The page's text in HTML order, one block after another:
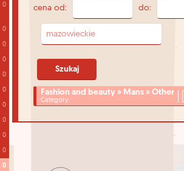
0
0
0
0
0
0
0
0
0
0
0
cena od: do:
Fashion and beauty » Mans » Other
Category